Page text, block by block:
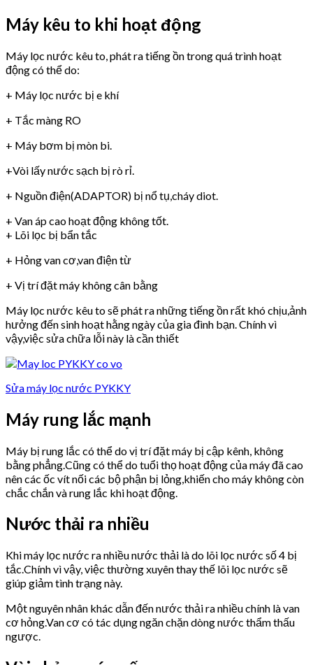
Máy kêu to khi hoạt động
Máy lọc nước kêu to, phát ra tiếng ồn trong quá trình hoạt
động có thể do:
+ Máy lọc nước bị e khí
+ Tắc màng RO
+ Máy bơm bị mòn bi.
+Vòi lấy nước sạch bị rò rỉ.
+ Nguồn điện(ADAPTOR) bị nổ tụ,cháy diot.
+ Van áp cao hoạt động không tốt.
+ Lõi lọc bị bẩn tắc
+ Hỏng van cơ,van điện từ
+ Vị trí đặt máy không cân bằng
Máy lọc nước kêu to sẽ phát ra những tiếng ồn rất khó chịu,ảnh
hưởng đến sinh hoạt hằng ngày của gia đình bạn. Chính vì
vậy,việc sửa chữa lỗi này là cần thiết
Sửa máy lọc nước PYKKY
Máy rung lắc mạnh
Máy bị rung lắc có thể do vị trí đặt máy bị cập kênh, không
bằng phẳng.Cũng có thể do tuổi thọ hoạt động của máy đã cao
nên các ốc vít nối các bộ phận bị lỏng,khiến cho máy không còn
chắc chắn và rung lắc khi hoạt động.
Nước thải ra nhiều
Khi máy lọc nước ra nhiều nước thải là do lõi lọc nước số 4 bị
tắc.Chính vì vậy, việc thường xuyên thay thế lõi lọc nước sẽ
giúp giảm tình trạng này.
Một nguyên nhân khác dẫn đến nước thải ra nhiều chính là van
cơ hỏng.Van cơ có tác dụng ngăn chặn dòng nước thẩm thấu
ngược.